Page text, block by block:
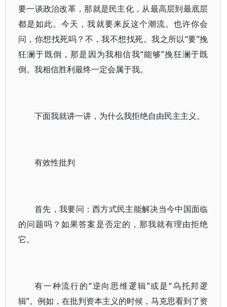
要一谈政治改革，那就是民主化，从最高层到最底层
都是如此。今天，我就要来反这个潮流。也许你会
问，你想找死吗？不，我不想找死。我之所以“要”挽
狂澜于既倒，那是因为我相信我“能够”挽狂澜于既
倒。我相信胜利最终一定会属于我。
下面我就讲一讲，为什么我拒绝自由民主主义。
有效性批判
首先，我要问：西方式民主能解决当今中国面临
的问题吗？如果答案是否定的，那我就有理由拒绝
它。
有一种流行的“逆向思维逻辑”或是“乌托邦逻
辑”。例如，在批判资本主义的时候，马克思看到了资